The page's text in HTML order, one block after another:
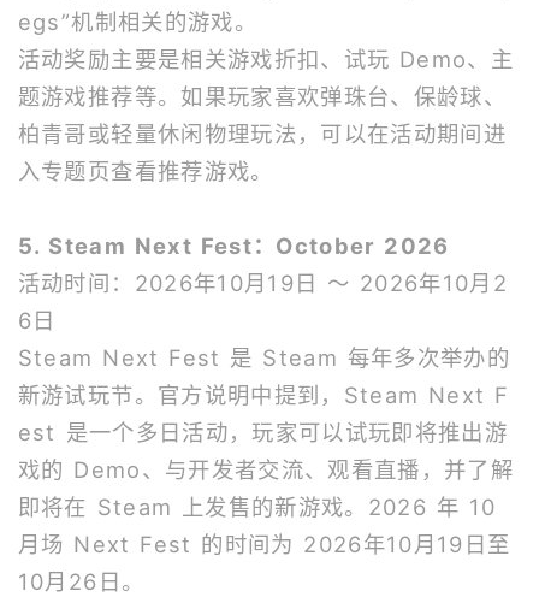
egs”机制相关的游戏。
活动奖励主要是相关游戏折扣、试玩 Demo、主
题游戏推荐等。如果玩家喜欢弹珠台、保龄球、
柏青哥或轻量休闲物理玩法，可以在活动期间进
入专题页查看推荐游戏。
5. Steam Next Fest：October 2026
活动时间：2026年10月19日 ～ 2026年10月2
6日
Steam Next Fest 是 Steam 每年多次举办的
新游试玩节。官方说明中提到，Steam Next F
est 是一个多日活动，玩家可以试玩即将推出游
戏的 Demo、与开发者交流、观看直播，并了解
即将在 Steam 上发售的新游戏。2026 年 10
月场 Next Fest 的时间为 2026年10月19日至
10月26日。